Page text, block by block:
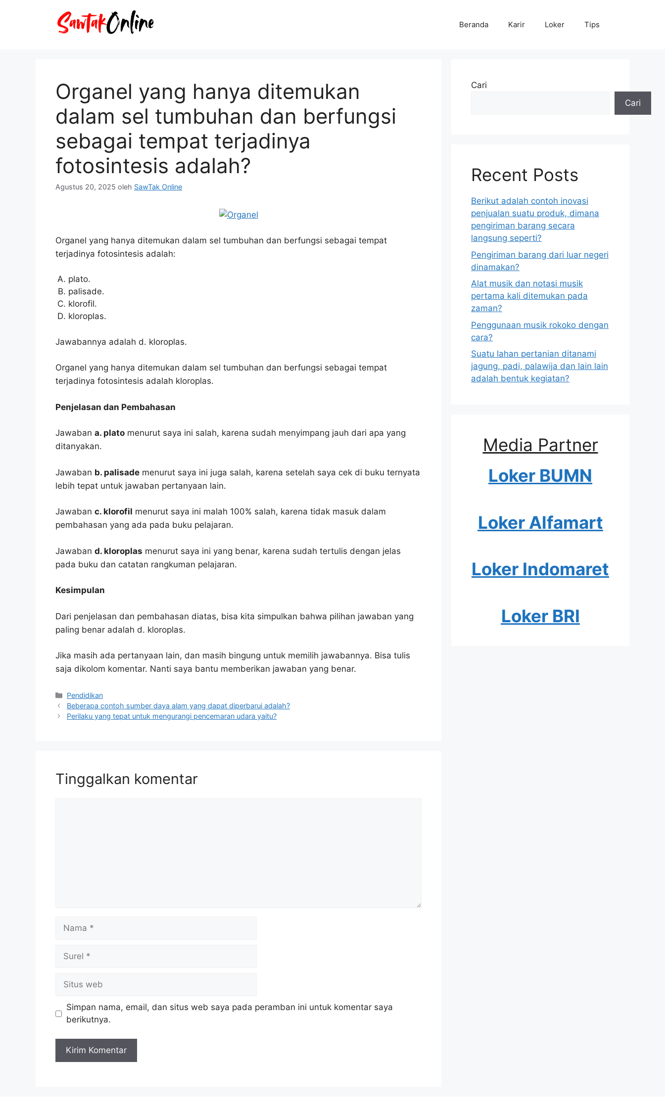
Beranda Karir Loker Tips
Organel yang hanya ditemukan
dalam sel tumbuhan dan berfungsi
sebagai tempat terjadinya
fotosintesis adalah?
Agustus 20, 2025 oleh SawTak Online
Organel yang hanya ditemukan dalam sel tumbuhan dan berfungsi sebagai tempat
terjadinya fotosintesis adalah:
plato.
palisade.
klorofil.
kloroplas.
Jawabannya adalah d. kloroplas.
Organel yang hanya ditemukan dalam sel tumbuhan dan berfungsi sebagai tempat
terjadinya fotosintesis adalah kloroplas.
Penjelasan dan Pembahasan
Jawaban a. plato menurut saya ini salah, karena sudah menyimpang jauh dari apa yang
ditanyakan.
Jawaban b. palisade menurut saya ini juga salah, karena setelah saya cek di buku ternyata
lebih tepat untuk jawaban pertanyaan lain.
Jawaban c. klorofil menurut saya ini malah 100% salah, karena tidak masuk dalam
pembahasan yang ada pada buku pelajaran.
Jawaban d. kloroplas menurut saya ini yang benar, karena sudah tertulis dengan jelas
pada buku dan catatan rangkuman pelajaran.
Kesimpulan
Dari penjelasan dan pembahasan diatas, bisa kita simpulkan bahwa pilihan jawaban yang
paling benar adalah d. kloroplas.
Jika masih ada pertanyaan lain, dan masih bingung untuk memilih jawabannya. Bisa tulis
saja dikolom komentar. Nanti saya bantu memberikan jawaban yang benar.
Kategori
Pendidikan
Beberapa contoh sumber daya alam yang dapat diperbarui adalah?
Perilaku yang tepat untuk mengurangi pencemaran udara yaitu?
Tinggalkan komentar
Nama
Surel
Situs
web
Simpan nama, email, dan situs web saya pada peramban ini untuk komentar saya
berikutnya.
Cari
Cari
Recent Posts
Berikut adalah contoh inovasi
penjualan suatu produk, dimana
pengiriman barang secara
langsung seperti?
Pengiriman barang dari luar negeri
dinamakan?
Alat musik dan notasi musik
pertama kali ditemukan pada
zaman?
Penggunaan musik rokoko dengan
cara?
Suatu lahan pertanian ditanami
jagung, padi, palawija dan lain lain
adalah bentuk kegiatan?
Media Partner
Loker BUMN
Loker Alfamart
Loker Indomaret
Loker BRI